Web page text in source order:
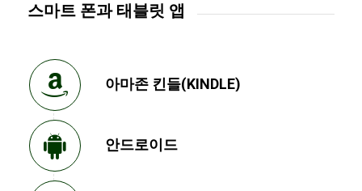
스마트 폰과 태블릿 앱
아마존 킨들(KINDLE)
안드로이드